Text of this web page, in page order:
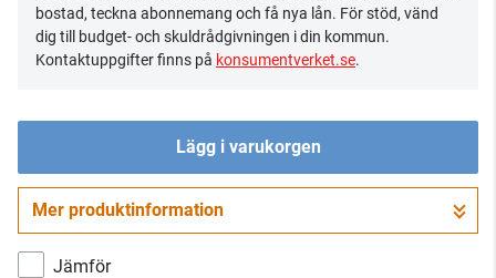
bostad, teckna abonnemang och få nya lån. För stöd, vänd
dig till budget- och skuldrådgivningen i din kommun.
Kontaktuppgifter finns på konsumentverket.se.
Lägg i varukorgen
Gå till kassan
Mer produktinformation
Jämför